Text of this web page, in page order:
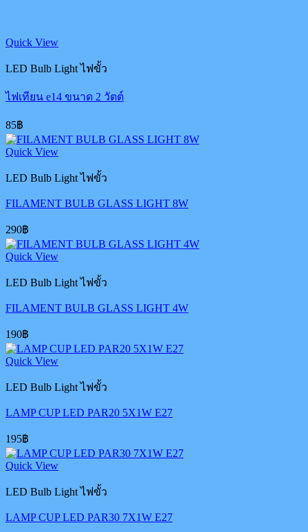
Quick View
LED Bulb Light ไฟขั้ว
ไฟเทียน e14 ขนาด 2 วัตต์
85฿
Quick View
LED Bulb Light ไฟขั้ว
FILAMENT BULB GLASS LIGHT 8W
290฿
Quick View
LED Bulb Light ไฟขั้ว
FILAMENT BULB GLASS LIGHT 4W
190฿
Quick View
LED Bulb Light ไฟขั้ว
LAMP CUP LED PAR20 5X1W E27
195฿
Quick View
LED Bulb Light ไฟขั้ว
LAMP CUP LED PAR30 7X1W E27